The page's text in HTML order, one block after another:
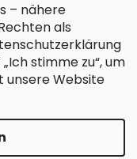
– nähere
als
stimme zu“, um
unsere Website
& Pasta